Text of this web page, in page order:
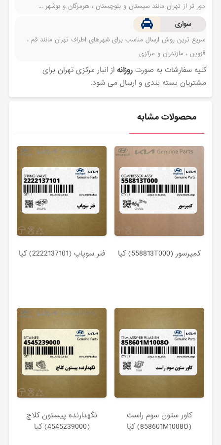
دور تر از تهران مانند سیستان و بلوچستان ، هرمزگان و بوشهر ...
سواری
سریع ترین روش ارسال مناسب برای شهرهای اطراف تهران مانند قم ،
قزوین ، مازندران و مرکزی
کلیه سفارشات به صورتروزانه از انبار مرکزی تهران برای
مشتریان بسته بندی و ارسال می شود.
محصولات مشابه
كمپرسور (558813T000) کیا فنر سوپاپ (2222137101) کیا
كاور ستون سوم راست
(858601M1008O) کیا
نگهدارنده پيستون كلاچ
(4545239000) کیا